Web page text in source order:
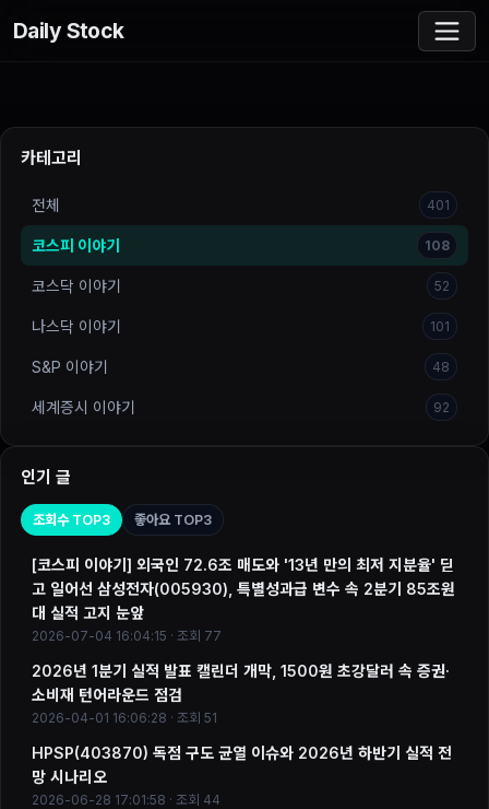
Daily Stock
카테고리
전체 401
코스피 이야기 108
코스닥 이야기 52
나스닥 이야기 101
S&P 이야기 48
세계증시 이야기 92
인기 글
조회수 TOP3 좋아요 TOP3
[코스피 이야기] 외국인 72.6조 매도와 '13년 만의 최저 지분율' 딛
고 일어선 삼성전자(005930), 특별성과급 변수 속 2분기 85조원
대 실적 고지 눈앞
2026-07-04 16:04:15 · 조회 77
2026년 1분기 실적 발표 캘린더 개막, 1500원 초강달러 속 증권·
소비재 턴어라운드 점검
2026-04-01 16:06:28 · 조회 51
HPSP(403870) 독점 구도 균열 이슈와 2026년 하반기 실적 전
망 시나리오
2026-06-28 17:01:58 · 조회 44